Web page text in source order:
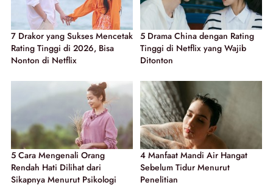
7 Drakor yang Sukses Mencetak
Rating Tinggi di 2026, Bisa
Nonton di Netflix
5 Drama China dengan Rating
Tinggi di Netflix yang Wajib
Ditonton
5 Cara Mengenali Orang
Rendah Hati Dilihat dari
Sikapnya Menurut Psikologi
4 Manfaat Mandi Air Hangat
Sebelum Tidur Menurut
Penelitian